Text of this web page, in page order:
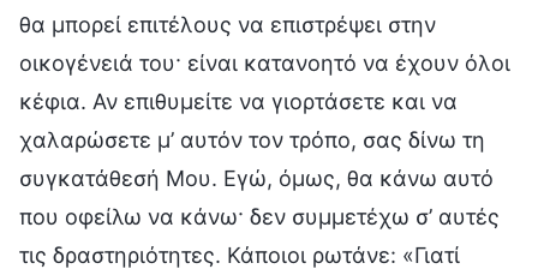
θα μπορεί επιτέλους να επιστρέψει στην
οικογένειά του· είναι κατανοητό να έχουν όλοι
κέφια. Αν επιθυμείτε να γιορτάσετε και να
χαλαρώσετε μ’ αυτόν τον τρόπο, σας δίνω τη
συγκατάθεσή Μου. Εγώ, όμως, θα κάνω αυτό
που οφείλω να κάνω· δεν συμμετέχω σ’ αυτές
τις δραστηριότητες. Κάποιοι ρωτάνε: «Γιατί